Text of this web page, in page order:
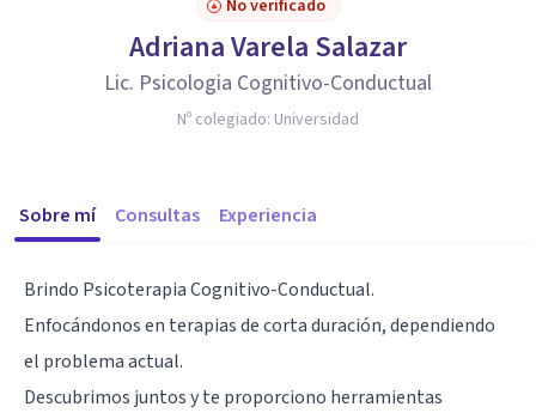
No verificado
Adriana Varela Salazar
Lic. Psicologia Cognitivo-Conductual
Nº colegiado: Universidad
Sobre mí Consultas Experiencia
Brindo Psicoterapia Cognitivo-Conductual.
Enfocándonos en terapias de corta duración, dependiendo
el problema actual.
Descubrimos juntos y te proporciono herramientas